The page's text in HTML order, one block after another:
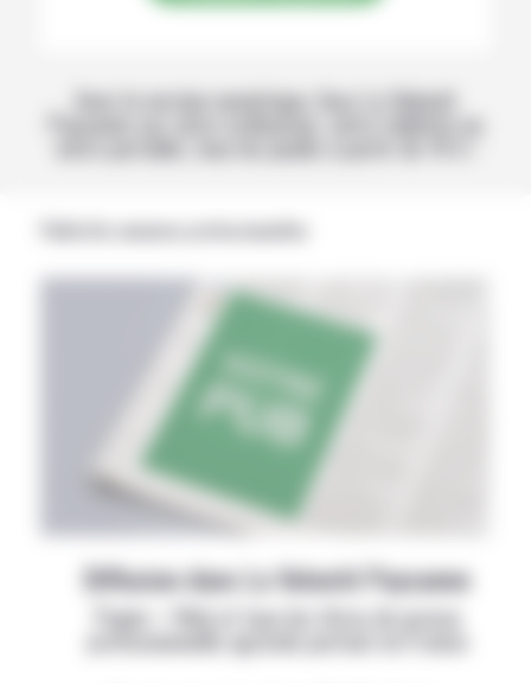
Avec la version numérique, lisez La Volonté
Paysanne sur votre ordinateur, votre tablette ou
Diffusion dans La Volonté Paysanne
Papier + Web et tous les titres de presse